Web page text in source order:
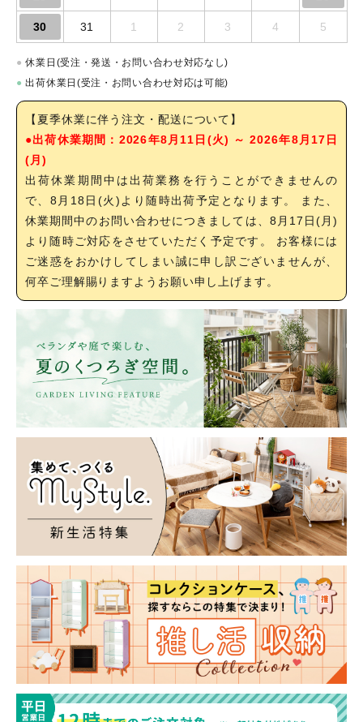
30 31 1 2 3 4 5
● 休業日(受注・発送・お問い合わせ対応なし)
● 出荷休業日(受注・お問い合わせ対応は可能)
【夏季休業に伴う注文・配送について】
●出荷休業期間：2026年8月11日(火) ～ 2026年8月17日
(月)
出荷休業期間中は出荷業務を行うことができませんの
で、8月18日(火)より随時出荷予定となります。 また、
休業期間中のお問い合わせにつきましては、8月17日(月)
より随時ご対応をさせていただく予定です。 お客様には
ご迷惑をおかけしてしまい誠に申し訳ございませんが、
何卒ご理解賜りますようお願い申し上げます。